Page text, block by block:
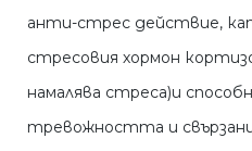
анти-стрес действие,
стресовия хормон
намалява стреса)и
тревожността и